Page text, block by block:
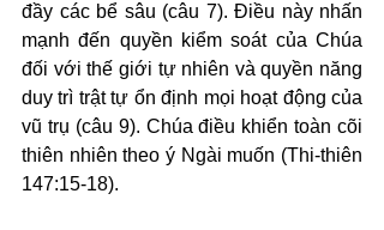
đầy các bể sâu (câu 7). Điều này nhấn
mạnh đến quyền kiểm soát của Chúa
đối với thế giới tự nhiên và quyền năng
duy trì trật tự ổn định mọi hoạt động của
vũ trụ (câu 9). Chúa điều khiển toàn cõi
thiên nhiên theo ý Ngài muốn (Thi-thiên
147:15-18).